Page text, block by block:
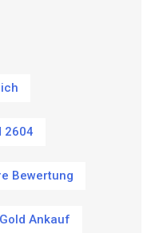
2604
Bewertung
Gold Ankauf